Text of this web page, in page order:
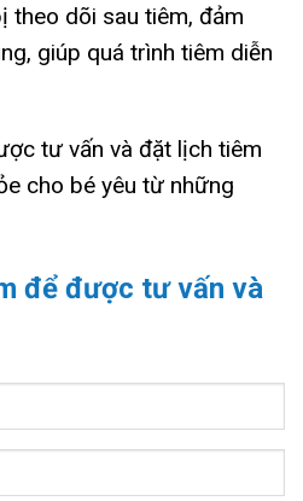
theo dõi sau tiêm, đảm
giúp quá trình tiêm diễn
tư vấn và đặt lịch tiêm
cho bé yêu từ những
để được tư vấn và